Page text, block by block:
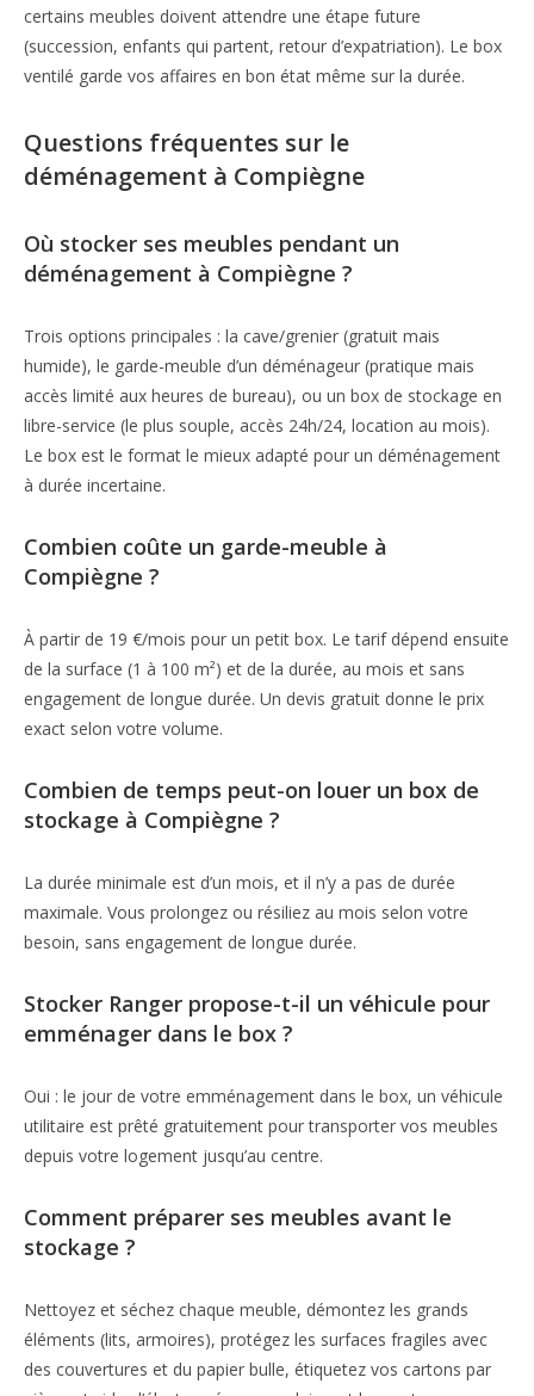
certains meubles doivent attendre une étape future
(succession, enfants qui partent, retour d’expatriation). Le box
ventilé garde vos affaires en bon état même sur la durée.
Questions fréquentes sur le
déménagement à Compiègne
Où stocker ses meubles pendant un
déménagement à Compiègne ?
Trois options principales : la cave/grenier (gratuit mais
humide), le garde-meuble d’un déménageur (pratique mais
accès limité aux heures de bureau), ou un box de stockage en
libre-service (le plus souple, accès 24h/24, location au mois).
Le box est le format le mieux adapté pour un déménagement
à durée incertaine.
Combien coûte un garde-meuble à
Compiègne ?
À partir de 19 €/mois pour un petit box. Le tarif dépend ensuite
de la surface (1 à 100 m²) et de la durée, au mois et sans
engagement de longue durée. Un devis gratuit donne le prix
exact selon votre volume.
Combien de temps peut-on louer un box de
stockage à Compiègne ?
La durée minimale est d’un mois, et il n’y a pas de durée
maximale. Vous prolongez ou résiliez au mois selon votre
besoin, sans engagement de longue durée.
Stocker Ranger propose-t-il un véhicule pour
emménager dans le box ?
Oui : le jour de votre emménagement dans le box, un véhicule
utilitaire est prêté gratuitement pour transporter vos meubles
depuis votre logement jusqu’au centre.
Comment préparer ses meubles avant le
stockage ?
Nettoyez et séchez chaque meuble, démontez les grands
éléments (lits, armoires), protégez les surfaces fragiles avec
des couvertures et du papier bulle, étiquetez vos cartons par